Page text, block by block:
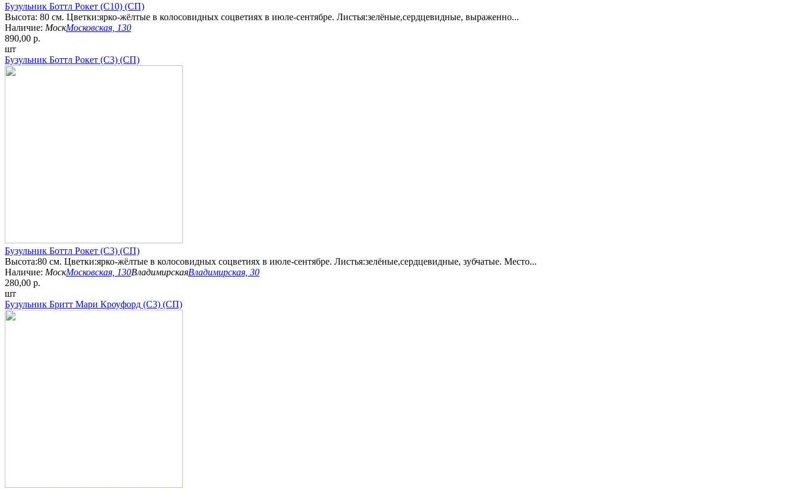
Бузульник Боттл Рокет (С10) (СП)
Высота: 80 см. Цветки:ярко-жёлтые в колосовидных соцветиях в июле-сентябре. Листья:зелёные,сердцевидные, выраженно...
Наличие: МоскМосковская, 130
890,00 р.
шт
Бузульник Боттл Рокет (С3) (СП)
Бузульник Боттл Рокет (С3) (СП)
Высота:80 см. Цветки:ярко-жёлтые в колосовидных соцветиях в июле-сентябре. Листья:зелёные,сердцевидные, зубчатые. Место...
Наличие: МоскМосковская, 130ВладимирскаяВладимирская, 30
280,00 р.
шт
Бузульник Бритт Мари Кроуфорд (С3) (СП)